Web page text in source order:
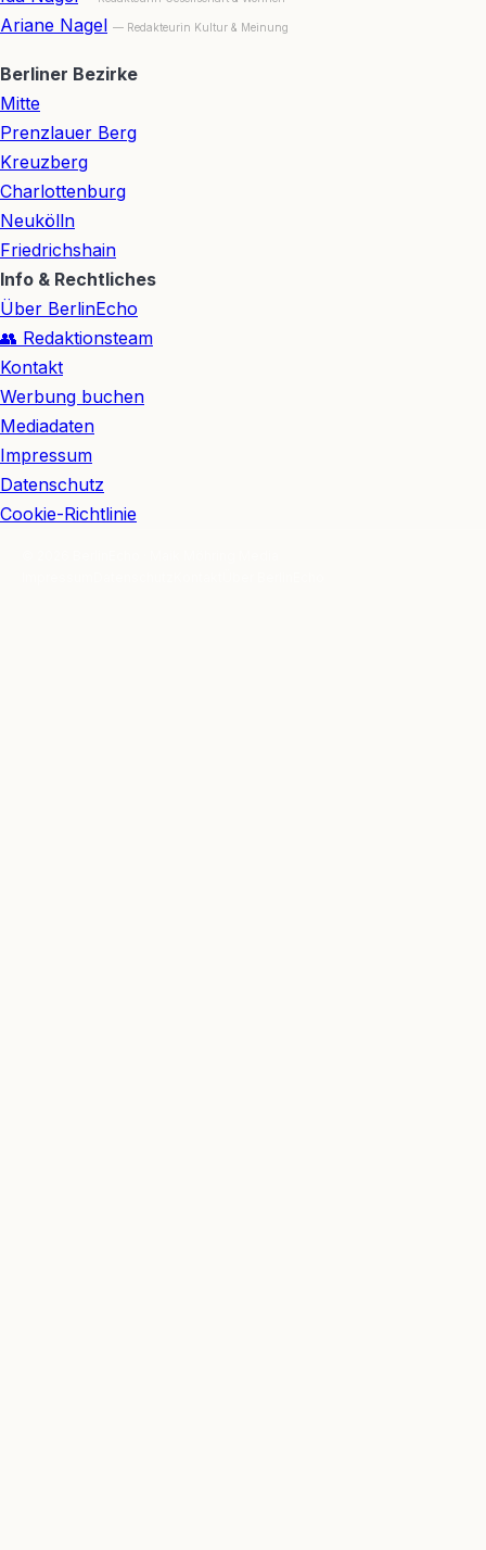
Ariane Nagel — Redakteurin Kultur & Meinung
Berliner Bezirke
Mitte
Prenzlauer Berg
Kreuzberg
Charlottenburg
Neukölln
Friedrichshain
Info & Rechtliches
Über BerlinEcho
👥 Redaktionsteam
Kontakt
Werbung buchen
Mediadaten
Impressum
Datenschutz
Cookie-Richtlinie